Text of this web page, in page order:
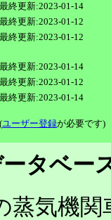
最終更新:2023-01-14
最終更新:2023-01-12
最終更新:2023-01-12
最終更新:2023-01-14
最終更新:2023-01-12
最終更新:2023-01-14
(ユーザー登録が必要です)
タベー
蒸気機